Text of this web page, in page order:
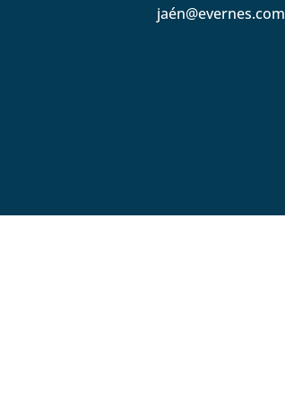
jaén@evernes.com